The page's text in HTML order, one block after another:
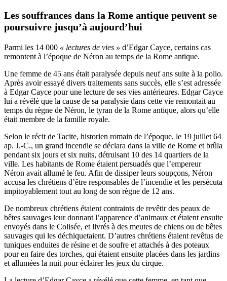
Les souffrances dans la Rome antique peuvent se
poursuivre jusqu’à aujourd’hui
Parmi les 14 000 « lectures de vies » d’Edgar Cayce, certains cas
remontent à l’époque de Néron au temps de la Rome antique.
Une femme de 45 ans était paralysée depuis neuf ans suite à la polio.
Après avoir essayé divers traitements sans succès, elle s’est adressée
à Edgar Cayce pour une lecture de ses vies antérieures. Edgar Cayce
lui a révélé que la cause de sa paralysie dans cette vie remontait au
temps du règne de Néron, le tyran de la Rome antique, alors qu’elle
était membre de la famille royale.
Selon le récit de Tacite, historien romain de l’époque, le 19 juillet 64
ap. J.-C., un grand incendie se déclara dans la ville de Rome et brûla
pendant six jours et six nuits, détruisant 10 des 14 quartiers de la
ville. Les habitants de Rome étaient persuadés que l’empereur
Néron avait allumé le feu. Afin de dissiper leurs soupçons, Néron
accusa les chrétiens d’être responsables de l’incendie et les persécuta
impitoyablement tout au long de son règne de 12 ans.
De nombreux chrétiens étaient contraints de revêtir des peaux de
bêtes sauvages leur donnant l’apparence d’animaux et étaient ensuite
envoyés dans le Colisée, et livrés à des meutes de chiens ou de bêtes
sauvages qui les déchiquetaient. D’autres chrétiens étaient revêtus de
tuniques enduites de résine et de soufre et attachés à des poteaux
pour en faire des torches, qui étaient ensuite placées dans les jardins
et allumées la nuit pour éclairer les jeux du cirque.